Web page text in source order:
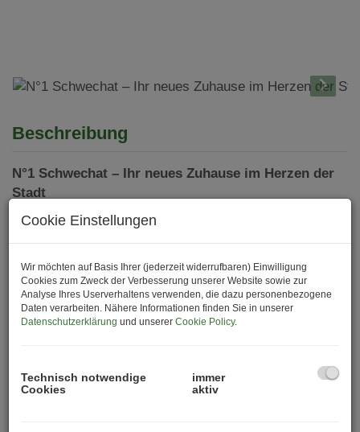
Beschreibung
N°1 Schwechat – Ihr neues Zuhause im Herzen der
Stadt
Mit N°1 Schwechat entsteht am Hauptplatz 1 ein
modernes Wohnprojekt, das urbanes Lebensgefühl,
hochwertige Architektur und nachhaltigen Wohnkomfort
perfekt miteinander verbindet. Rund 100
Eigentumswohnungen bieten den idealen Wohnraum für
Singles, Paare, Familien und alle, die zentral und
überzeugen durch durchdachte Grundrisse,
Cookie Einstellungen
Wir möchten auf Basis Ihrer (jederzeit widerrufbaren) Einwilligung
Cookies zum Zweck der Verbesserung unserer Website sowie zur
Analyse Ihres Userverhaltens verwenden, die dazu personenbezogene
Daten verarbeiten. Nähere Informationen finden Sie in unserer
Datenschutzerklärung und unserer Cookie Policy.
Technisch notwendige
Cookies
immer
aktiv